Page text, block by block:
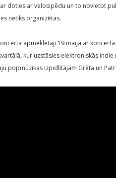
doties ar velosipēdu un to novietot
netiks organizētas.
apmeklētāji 19.maijā ar
kur uzstāsies elektroniskās
popmūzikas izpidlītājām Grēta un